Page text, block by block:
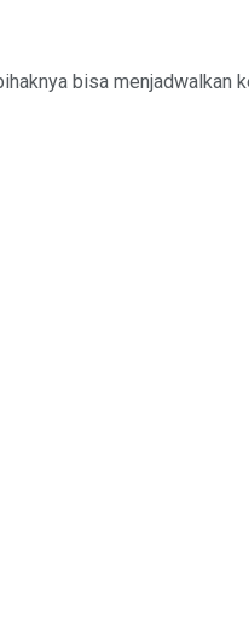
bisa menjadwalkan